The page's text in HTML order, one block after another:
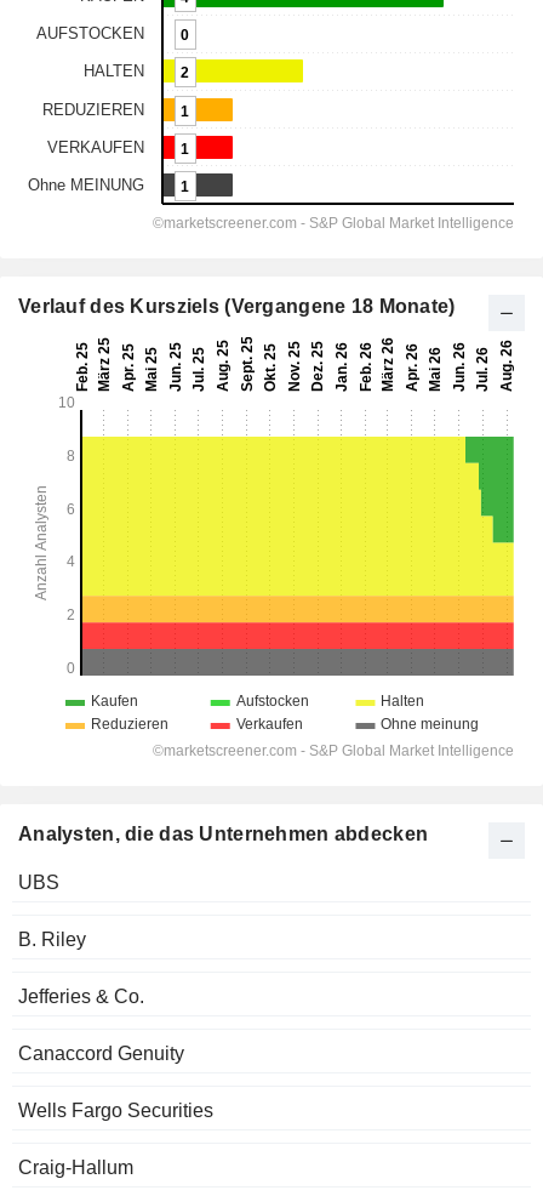
Verlauf des Kursziels (Vergangene 18 Monate)
Analysten, die das Unternehmen abdecken
UBS
B. Riley
Jefferies & Co.
Canaccord Genuity
Wells Fargo Securities
Craig-Hallum